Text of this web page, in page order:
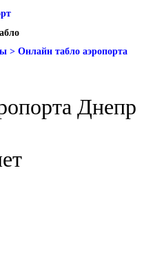
> Онлайн табло аэропорта
Днепр